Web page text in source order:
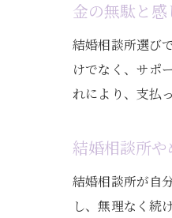
金の無駄と
結婚相談所選び
けでなく、サポ
れにより、支払
結婚相談所
結婚相談所が自
し、無理なく続